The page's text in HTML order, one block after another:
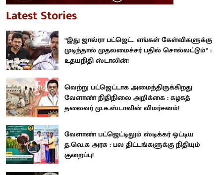
Latest Stories
“இது ஜால்ரா பட்ஜெட்.. எங்கள் கேள்விகளுக்கு
முடிந்தால் முதலமைச்சர் பதில் சொல்லட்டும்” :
உதயநிதி ஸ்டாலின்!
வெற்று பட்ஜெட்டாக அமைந்திருக்கிறது
வேளாண் நிதிநிலை அறிக்கை : கழகத்
தலைவர் மு.க.ஸ்டாலின் விமர்சனம்!
வேளாண் பட்ஜெட்டிலும் ஸ்டிக்கர் ஒட்டிய
த.வெ.க அரசு : பல திட்டங்களுக்கு நிதியும்
குறைப்பு!